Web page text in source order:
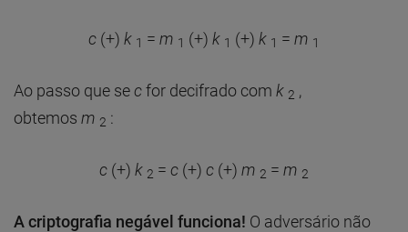
c (+) k 1 = m 1 (+) k 1 (+) k 1 = m 1
Ao passo que secfor decifrado com k 2 ,
obtemos m 2 :
c (+) k 2 = c (+) c (+) m 2 = m 2
A criptografia negável funciona! O adversário não